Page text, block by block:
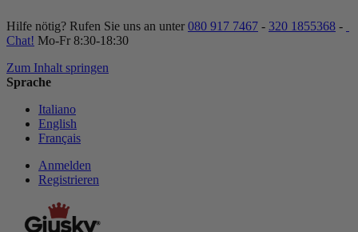
Hilfe nötig? Rufen Sie uns an unter 080 917 7467 - 320 1855368 -
Chat! Mo-Fr 8:30-18:30
Zum Inhalt springen
Sprache
Italiano
English
Français
Anmelden
Registrieren